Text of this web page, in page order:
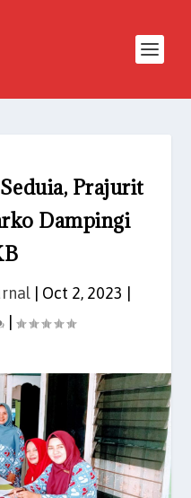
Prajurit
Dampingi
| Oct 2, 2023
|